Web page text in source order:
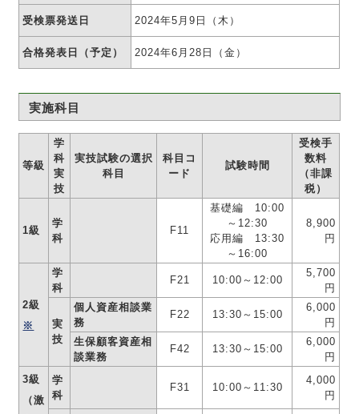
受検票発送日 2024年5月9日（木）
合格発表日（予定） 2024年6月28日（金）
実施科目
等級
学
科
実
技
実技試験の選択
科目
科目コ
ード
試験時間
受検手
数料
（非課
税）
1級
学
科
F11
基礎編 10:00
～12:30
応用編 13:30
～16:00
8,900
円
2級
※
学
科
F21 10:00～12:00
5,700
円
実
技
個人資産相談業
務
F22 13:30～15:00
6,000
円
生保顧客資産相
談業務
F42 13:30～15:00
6,000
円
3級
（激
学
科
F31 10:00～11:30
4,000
円